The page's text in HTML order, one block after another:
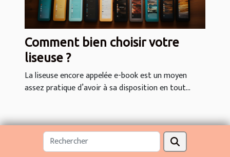
Comment bien choisir votre
liseuse ?
La liseuse encore appelée e-book est un moyen
assez pratique d’avoir à sa disposition en tout...